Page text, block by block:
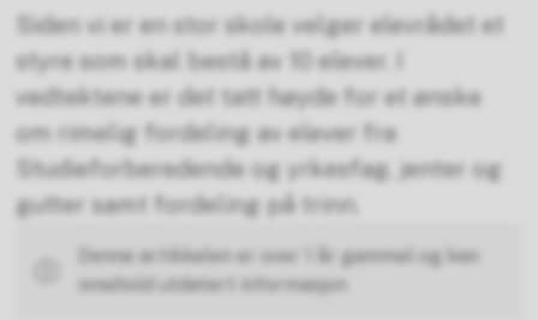
Siden vi er en stor skole velger elevrådet et
styre som skal bestå av 10 elever. I
vedtektene er det tatt høyde for et ønske
om rimelig fordeling av elever fra
Studieforberedende og yrkesfag, jenter og
gutter samt fordeling på trinn.
Denne artikkelen er over 1 år gammel og kan
innehold utdatert informasjon